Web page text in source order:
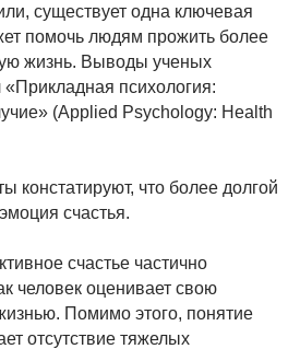
существует одна ключевая
помочь людям прожить более
жизнь. Выводы ученых
психология:
(Applied Psychology: Health
констатируют, что более долгой
счастья.
счастье частично
человек оценивает свою
Помимо этого, понятие
отсутствие тяжелых